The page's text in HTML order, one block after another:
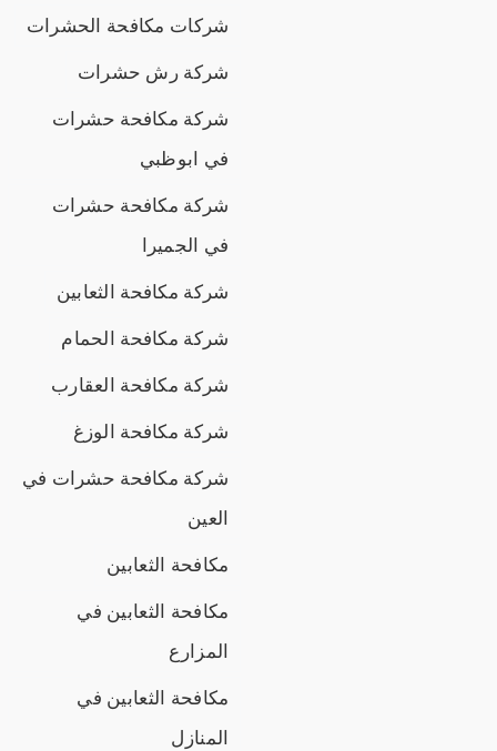
شركات مكافحة الحشرات
شركة رش حشرات
شركة مكافحة حشرات
في ابوظبي
شركة مكافحة حشرات
في الجميرا
شركة مكافحة الثعابين
شركة مكافحة الحمام
شركة مكافحة العقارب
شركة مكافحة الوزغ
شركة مكافحة حشرات في
العين
مكافحة الثعابين
مكافحة الثعابين في
المزارع
مكافحة الثعابين في
المنازل